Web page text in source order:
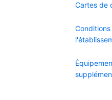
Cartes de